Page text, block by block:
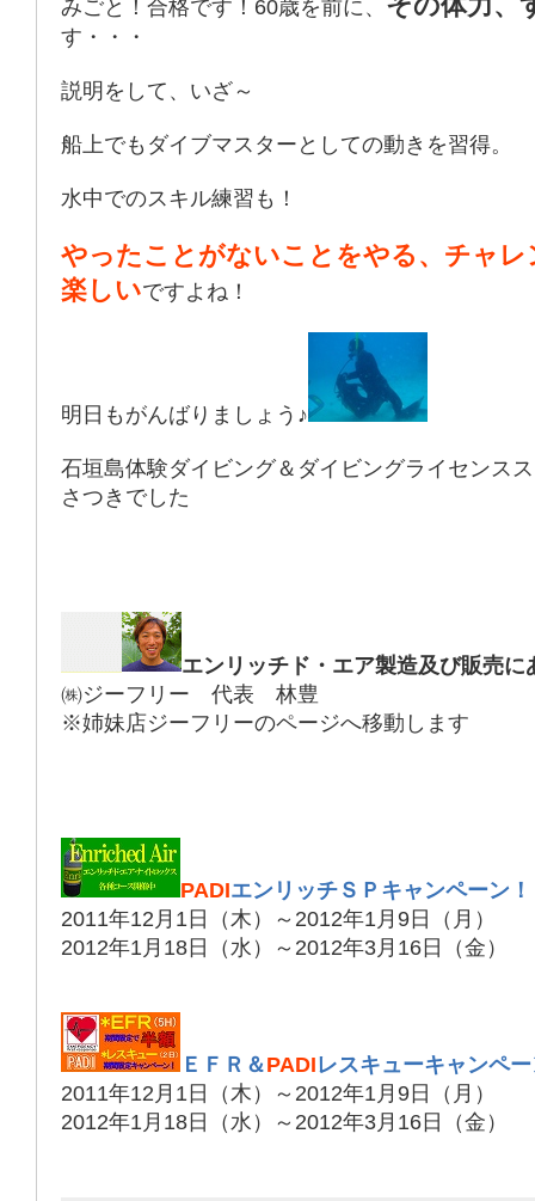
みごと！合格です！60歳を前に、
す・・・
説明をして、いざ～
船上でもダイブマスターとしての動きを習得。
水中でのスキル練習も！
やったことがないことをやる、チャ
楽しいですよね！
明日もがんばりましょう♪
石垣島体験ダイビング＆ダイビングライセンス
さつきでした
エンリッチド・エア製造及び販売に
㈱ジーフリー 代表 林豊
※姉妹店ジーフリーのページへ移動します
PADIエンリッチＳＰキャンペーン！
2011年12月1日（木）～2012年1月9日（月）
2012年1月18日（水）～2012年3月16日（金）
ＥＦＲ＆PADIレスキューキャンペ
2011年12月1日（木）～2012年1月9日（月）
2012年1月18日（水）～2012年3月16日（金）